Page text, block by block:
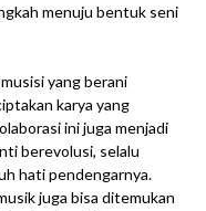
menuju bentuk seni
yang berani
karya yang
ini juga menjadi
berevolusi, selalu
hati pendengarnya.
juga bisa ditemukan